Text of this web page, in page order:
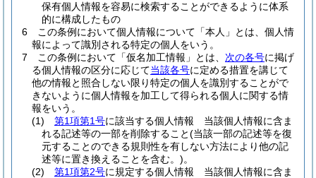
保有個人情報を容易に検索することができるように体系
的に構成したもの
6
この条例において個人情報について「本人」とは、個人情
報によって識別される特定の個人をいう。
7
この条例において「仮名加工情報」とは、 次の各号に掲げ
る個人情報の区分に応じて当該各号に定める措置を講じて
他の情報と照合しない限り特定の個人を識別することがで
きないように個人情報を加工して得られる個人に関する情
報をいう。
(1)
第1項第1号に該当する個人情報 当該個人情報に含ま
れる記述等の一部を削除すること(当該一部の記述等を復
元することのできる規則性を有しない方法により他の記
述等に置き換えることを含む。)。
(2)
第1項第2号に規定する個人情報 当該個人情報に含ま